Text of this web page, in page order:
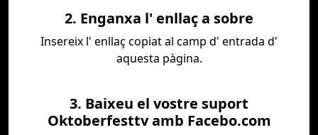
2. Enganxa l' enllaç a sobre
Insereix l' enllaç copiat al camp d' entrada d'
aquesta pàgina.
3. Baixeu el vostre suport
Oktoberfesttv amb Facebo.com